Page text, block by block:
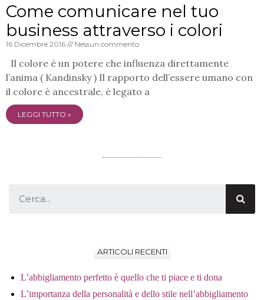
Come comunicare nel tuo
business attraverso i colori
16 Dicembre 2016 Nessun commento
Il colore è un potere che influenza direttamente
l’anima ( Kandinsky ) Il rapporto dell’essere umano con
il colore è ancestrale, è legato a
LEGGI TUTTO »
ARTICOLI RECENTI
L’abbigliamento perfetto è quello che ti piace e ti dona
L’importanza della personalità e dello stile nell’abbigliamento